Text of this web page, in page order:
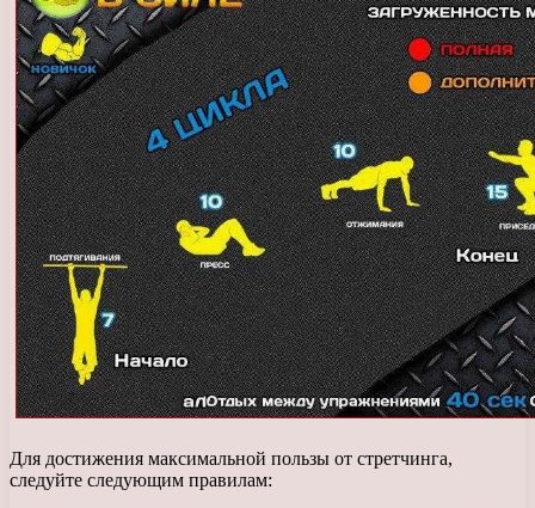
Для достижения максимальной пользы от стретчинга,
следуйте следующим правилам: